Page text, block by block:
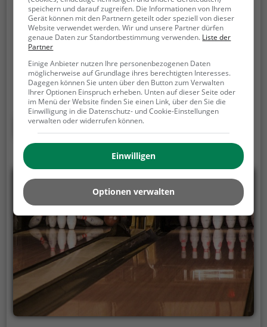
Bowling Master
Glatttalstrasse 40, 8052 Zürich
Bowling Master ist eine Bowlingbahn in Zürich.
Bowlingbahn ist die perfekte Anlaufstelle für einen
sportlichen Abend mit Freunden oder der Familie.
Die beliebte Präzisionssportart ist vor allem an
regnerischen und kalten Tagen eine geeignete
Freizeitbeschäftigung, sportliche Betätigung und
Wettbewerbscharakter inklusive.
Mehr erfahren
speichern und darauf zugreifen. Die Informationen von Ihrem
Gerät können mit den Partnern geteilt oder speziell von dieser
Website verwendet werden. Wir und unsere Partner dürfen
genaue Daten zur Standortbestimmung verwenden. Liste der
Partner
Einige Anbieter nutzen Ihre personenbezogenen Daten
möglicherweise auf Grundlage ihres berechtigten Interesses.
Dagegen können Sie unten über den Button zum Verwalten
Ihrer Optionen Einspruch erheben. Unten auf dieser Seite oder
im Menü der Website finden Sie einen Link, über den Sie die
Einwilligung in die Datenschutz- und Cookie-Einstellungen
verwalten oder widerrufen können.
Einwilligen
Optionen verwalten